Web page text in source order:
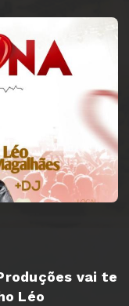
vai te
Léo